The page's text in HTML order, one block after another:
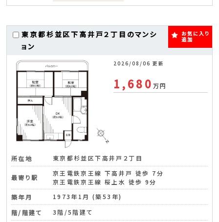
東京都杉並区下高井戸２丁目のマンシ
ョン
お気に入り
追加
2026/08/06 更新
1,680万円
所在地 東京都杉並区下高井戸２丁目
最寄り駅
京王電鉄京王線 下高井戸 徒歩 7分
京王電鉄京王線 桜上水 徒歩 9分
築年月
1973年1月 (築53年)
階/階建て
3階/5階建て